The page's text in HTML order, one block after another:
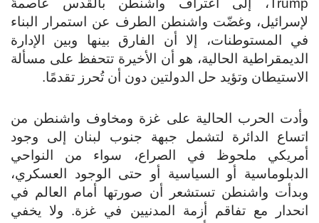
Trump، إلى اعتراف واشنطن بالقدس عاصمةً
لإسرائيل، وغضّت واشنطن الطرف عن استمرار البناء
في المستوطنات، إلا أن الفارق بينها وبين الإدارة
الديمقراطية الحالية، هو أن الأخيرة تتحفظ على مسألة
الاستيطان وتؤيد حل الدولتين دون أن تُحرز تقدمًا.
وأدت الحرب الحالية على غزة ومخاوف واشنطن من
اتساع الدائرة لتشمل جبهة جنوب لبنان إلى وجود
أمريكي ملحوظ في الصراع، سواء من النواحي
الدبلوماسية أو السياسية أو حتى الوجود العسكري،
وبدأت واشنطن تستشعر أن صورتها أمام العالم في
انحدار مع تفاقم أزمة المدنيين في غزة. ولا يخفي